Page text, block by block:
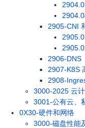
2905-CNI
2906-DNS
2907-K8S
2908-
3000-2025 云
3001-公有云、
0X30-硬件和网络
3000-磁盘性能